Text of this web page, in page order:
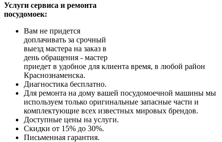
Услуги сервиса и ремонта
посудомоек:
Вам не придется
доплачивать за срочный
выезд мастера на заказ в
день обращения - мастер
приедет в удобное для клиента время, в любой район
Краснознаменска.
Диагностика бесплатно.
Для ремонта на дому вашей посудомоечной машины мы
используем только оригинальные запасные части и
комплектующие всех известных мировых брендов.
Доступные цены на услуги.
Скидки от 15% до 30%.
Письменная гарантия.